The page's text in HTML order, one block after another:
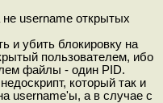
username открытых
и убить блокировку на
пользователем, ибо
файлы - один PID.
который так и
username'ы, а в случае с